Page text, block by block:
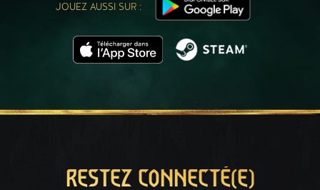
JOUEZ AUSSI SUR :
RESTEZ CONNECTÉ(E)